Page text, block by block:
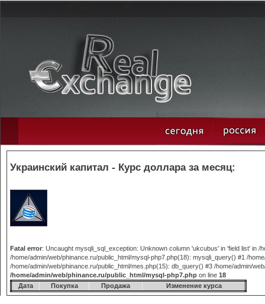
Украинский капитал - Курс доллара за месяц:
Fatal error: Uncaught mysqli_sql_exception: Unknown column 'ukcubus' in 'field list' in
/home/admin/web/phinance.ru/public_html/mysql-php7.php(18): mysqli_query() #1 /
/home/admin/web/phinance.ru/public_html/mes.php(15): db_query() #3 /home/admin/
/home/admin/web/phinance.ru/public_html/mysql-php7.php on line 18
Дата
Покупка Продажа Изменение курса